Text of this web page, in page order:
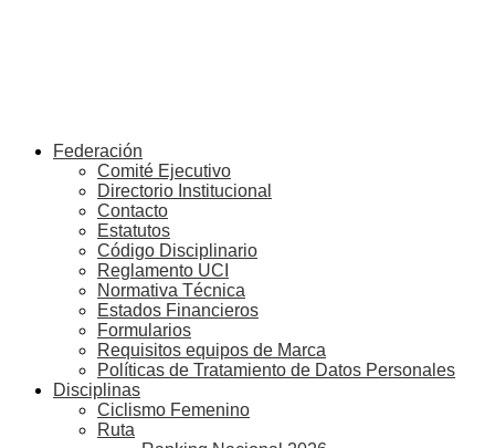
Federación
Comité Ejecutivo
Directorio Institucional
Contacto
Estatutos
Código Disciplinario
Reglamento UCI
Normativa Técnica
Estados Financieros
Formularios
Requisitos equipos de Marca
Políticas de Tratamiento de Datos Personales
Disciplinas
Ciclismo Femenino
Ruta